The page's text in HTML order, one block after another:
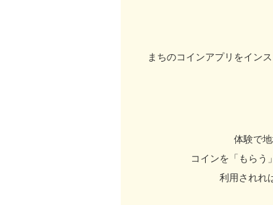
まちのコインアプリをインス
体験で
コインを「もらう
利用されれ